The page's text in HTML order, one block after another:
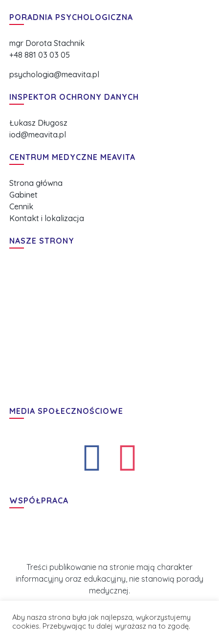
PORADNIA PSYCHOLOGICZNA
mgr Dorota Stachnik
+48 881 03 03 05
psychologia@meavita.pl
INSPEKTOR OCHRONY DANYCH
Łukasz Długosz
iod@meavita.pl
CENTRUM MEDYCZNE MEAVITA
Strona główna
Gabinet
Cennik
Kontakt i lokalizacja
NASZE STRONY
MEDIA SPOŁECZNOŚCIOWE
WSPÓŁPRACA
Treści publikowanie na stronie mają charakter
informacyjny oraz edukacyjny, nie stanowią porady
medycznej.
Aby nasza strona była jak najlepsza, wykorzystujemy
cookies. Przebywając tu dalej wyrażasz na to zgodę.